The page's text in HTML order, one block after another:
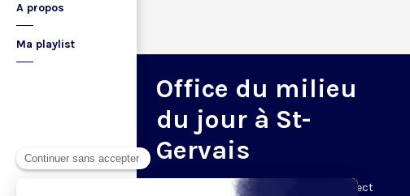
A propos
Ma playlist
Office du milieu
du jour à St-
Gervais
Du mardi au samedi, KTO diffuse en direct